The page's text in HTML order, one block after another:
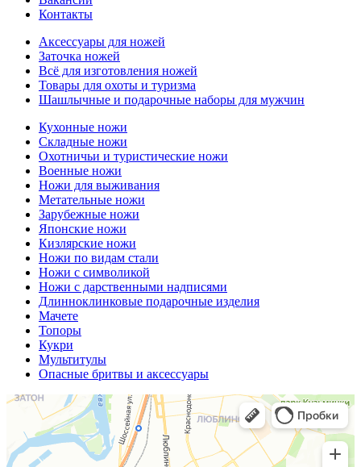
Контакты
Аксессуары для ножей
Заточка ножей
Всё для изготовления ножей
Товары для охоты и туризма
Шашлычные и подарочные наборы для мужчин
Кухонные ножи
Складные ножи
Охотничьи и туристические ножи
Военные ножи
Ножи для выживания
Метательные ножи
Зарубежные ножи
Японские ножи
Кизлярские ножи
Ножи по видам стали
Ножи с символикой
Ножи с дарственными надписями
Длинноклинковые подарочные изделия
Мачете
Топоры
Кукри
Мультитулы
Опасные бритвы и аксессуары